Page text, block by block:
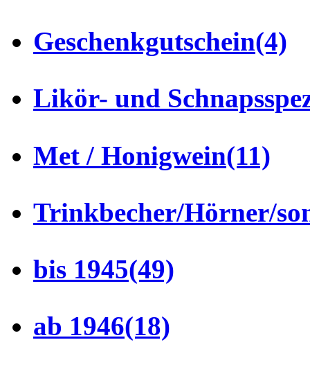
Geschenkgutschein(4)
Likör- und
Met / Honigwein(11)
Trinkbecher/Hörner/
bis 1945(49)
ab 1946(18)